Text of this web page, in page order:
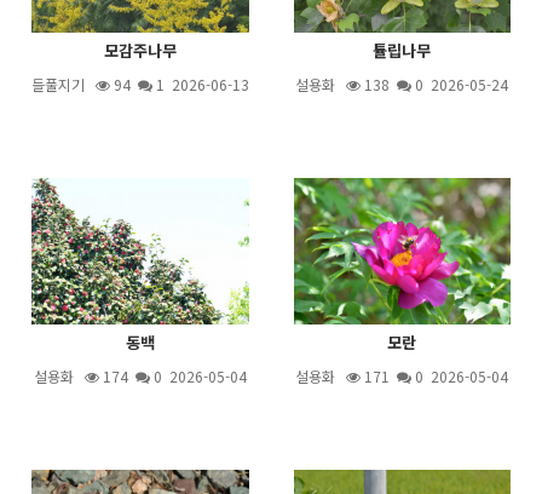
모감주나무
들풀지기 94 1 2026-06-13
튤립나무
설용화 138 0 2026-05-24
동백
설용화 174 0 2026-05-04
모란
설용화 171 0 2026-05-04